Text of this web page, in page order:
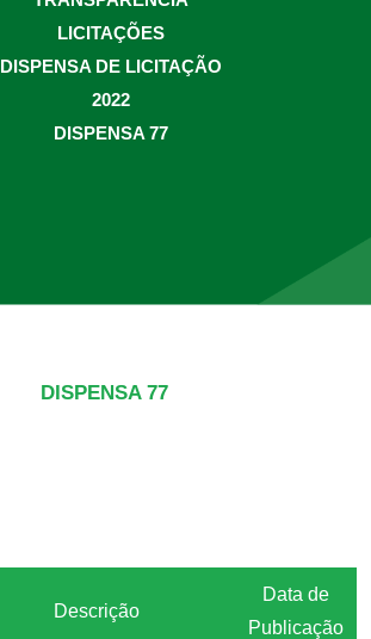
LICITAÇÕES
DISPENSA DE LICITAÇÃO
2022
DISPENSA 77
DISPENSA 77
Descrição
Data de
Publicação